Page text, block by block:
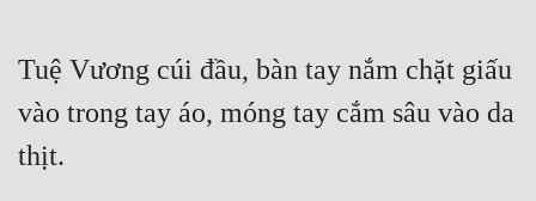
Tuệ Vương cúi đầu, bàn tay nắm chặt giấu
vào trong tay áo, móng tay cắm sâu vào da
thịt.